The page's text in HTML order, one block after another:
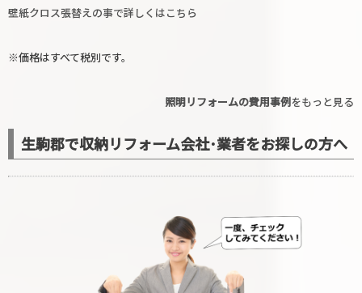
壁紙クロス張替えの事で詳しくはこちら
※価格はすべて税別です。
照明リフォームの費用事例をもっと見る
生駒郡で収納リフォーム会社･業者をお探しの方へ